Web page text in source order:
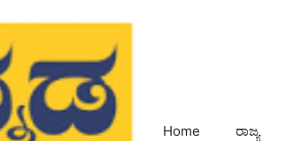
Home ರಾಜ್ಯ